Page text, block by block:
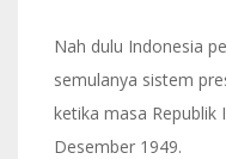
Nah dulu Indonesia
semulanya sistem
ketika masa Republik
Desember 1949.